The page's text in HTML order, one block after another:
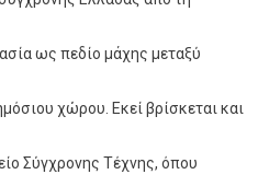
ως πεδίο μάχης μεταξύ
χώρου. Εκεί βρίσκεται και
Σύγχρονης Τέχνης, όπου